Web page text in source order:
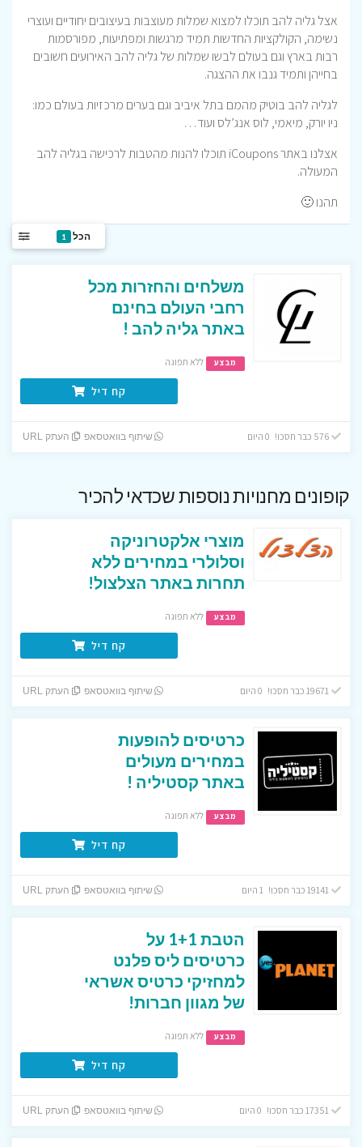
אצל גליה להב תוכלו למצוא שמלות מעוצבות בעיצובים יחודיים ועוצרי
נשימה, הקולקציות החדשות תמיד מרגשות ומפתיעות, מפורסמות
רבות בארץ וגם בעולם לבשו שמלות של גליה להב האירועים חשובים
בחייהן ותמיד גנבו את ההצגה.
לגליה להב בוטיק מהמם בתל איביב וגם בערים מרכזיות בעולם כמו:
ניו יורק, מיאמי, לוס אנג’לס ועוד…
אצלנו באתר iCoupons תוכלו להנות מהטבות לרכישה בגליה להב
המעולה.
תהנו 🙂
הכל 1
משלחים והחזרות מכל
רחבי העולם בחינם
באתר גליה להב !
מבצע ללא תפוגה
קח דיל
576 כבר חסכו! 0 היום שיתוף בוואטסאפ העתק URL
קופונים מחנויות נוספות שכדאי להכיר
מוצרי אלקטרוניקה
וסלולרי במחירים ללא
תחרות באתר הצלצול!
מבצע ללא תפוגה
קח דיל
שיתוף בוואטסאפ העתק URL
כרטיסים להופעות
במחירים מעולים
באתר קסטיליה !
מבצע ללא תפוגה
קח דיל
שיתוף בוואטסאפ העתק URL
הטבת 1+1 על
כרטיסים ליס פלנט
למחזיקי כרטיס אשראי
של מגוון חברות!
מבצע ללא תפוגה
קח דיל
שיתוף בוואטסאפ העתק URL